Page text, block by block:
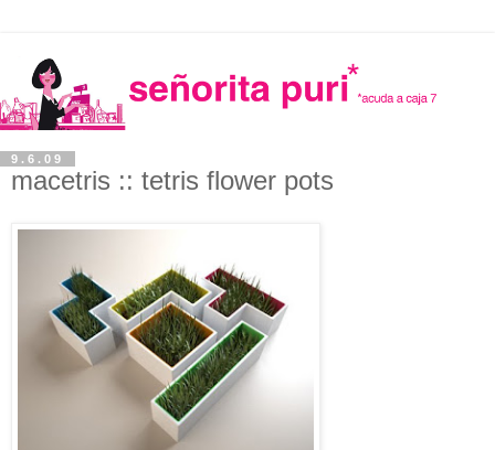
9.6.09
macetris :: tetris flower pots